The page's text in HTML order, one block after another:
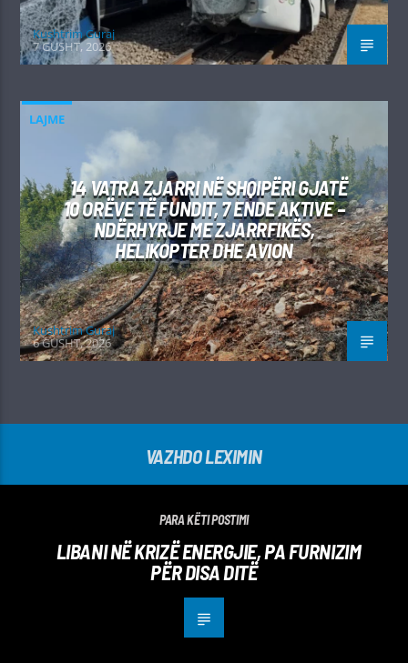
Kushtrim Guraj
7 GUSHT, 2026
LAJME
14 VATRA ZJARRI NË SHQIPËRI GJATË
10 ORËVE TË FUNDIT, 7 ENDE AKTIVE –
NDËRHYRJE ME ZJARRFIKËS,
HELIKOPTER DHE AVION
Kushtrim Guraj
6 GUSHT, 2026
VAZHDO LEXIMIN
PARA KËTI POSTIMI
LIBANI NË KRIZË ENERGJIE, PA FURNIZIM
PËR DISA DITË